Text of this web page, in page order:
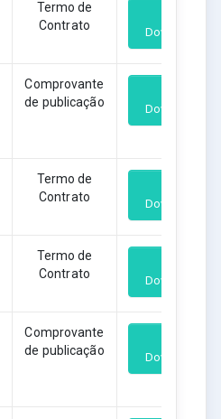
Termo de
Contrato
Download
Comprovante
de publicação
Download
Termo de
Contrato
Download
Termo de
Contrato
Download
Comprovante
de publicação
Download